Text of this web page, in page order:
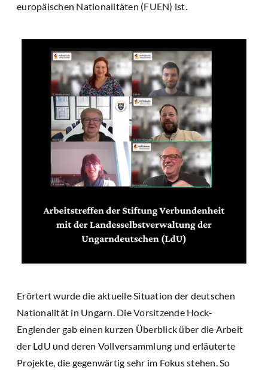
europäischen Nationalitäten (FUEN) ist.
Erörtert wurde die aktuelle Situation der deutschen
Nationalität in Ungarn. Die Vorsitzende Hock-
Englender gab einen kurzen Überblick über die Arbeit
der LdU und deren Vollversammlung und erläuterte
Projekte, die gegenwärtig sehr im Fokus stehen. So